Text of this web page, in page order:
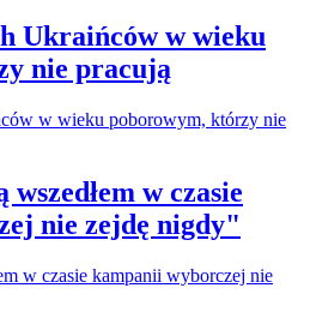
Ukraińców w wieku
nie pracują
w czasie
nie zejdę nigdy"